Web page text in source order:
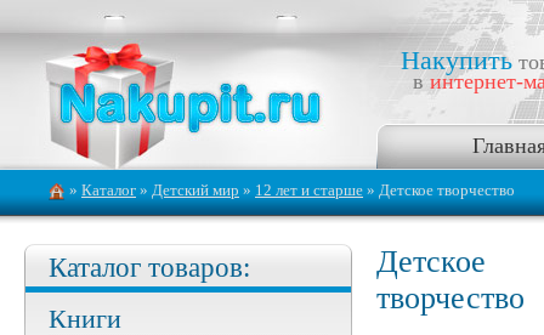
Накупить
в интернет-
» Каталог » Детский мир » 12 лет и старше » Детское творчество
Каталог товаров:
Книги
Детское
творчество